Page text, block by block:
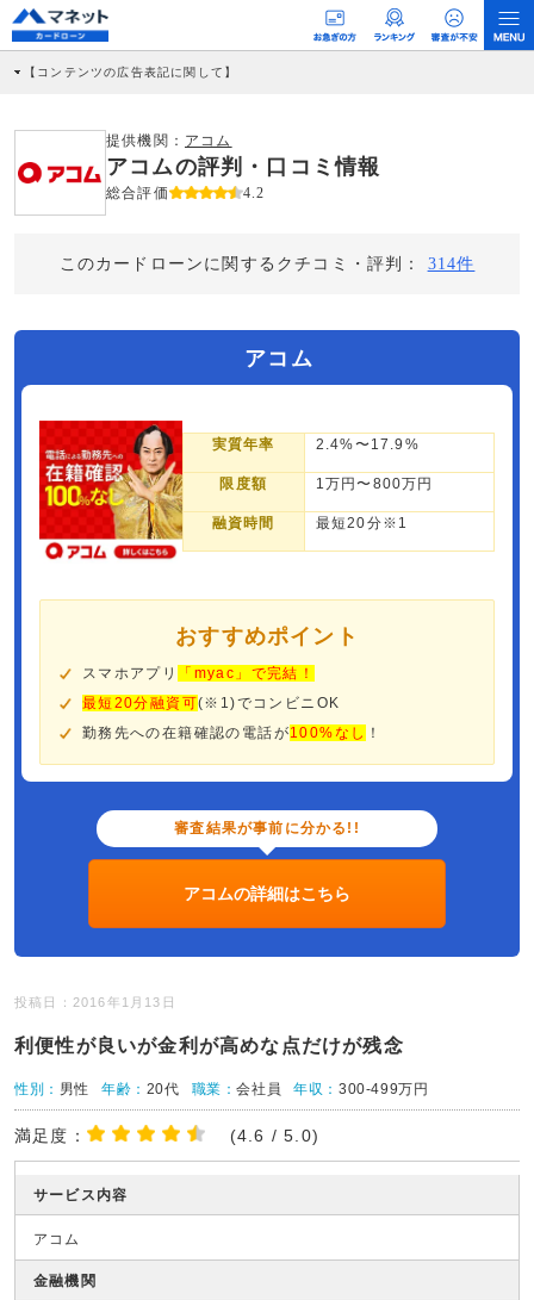
【コンテンツの広告表記に関して】
社に対して企業から紹介報酬が支払われるという収益モデルです。 ただし、特定の
商品を根拠なくPRするものではなく、当編集部の調査／ユーザーへの口コミ収集な
どに基づき、公平性を担保した情報提供を行っています。
>提携企業一覧
提供機関： アコム
アコムの評判・口コミ情報
総合評価 4.2
このカードローンに関するクチコミ・評判： 314件
アコム
実質年率 2.4%〜17.9%
限度額 1万円〜800万円
融資時間 最短20分※1
おすすめポイント
スマホアプリ
「myac」で完結！
最短20分融資可(※1)でコンビニOK
勤務先への在籍確認の電話が100%なし ！
審査結果が事前に分かる!!
アコムの詳細はこちら
投稿日：2016年1月13日
利便性が良いが金利が高めな点だけが残念
性別： 男性 年齢： 20代 職業：会社員 年収：300-499万円
満足度： (4.6 / 5.0)
サービス内容
アコム
金融機関